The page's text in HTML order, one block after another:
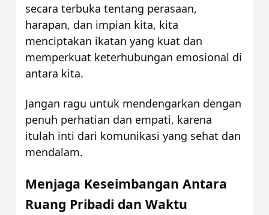
secara terbuka tentang perasaan,
harapan, dan impian kita, kita
menciptakan ikatan yang kuat dan
memperkuat keterhubungan emosional di
antara kita.
Jangan ragu untuk mendengarkan dengan
penuh perhatian dan empati, karena
itulah inti dari komunikasi yang sehat dan
mendalam.
Menjaga Keseimbangan Antara
Ruang Pribadi dan Waktu